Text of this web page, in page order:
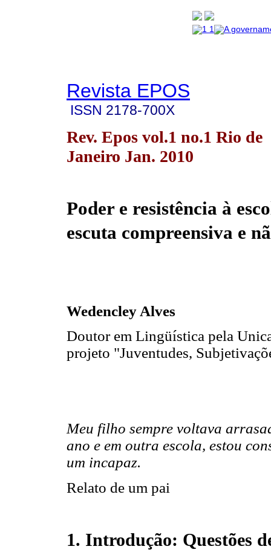
Revista EPOS
ISSN 2178-700X
Rev. Epos vol.1 no.1 Rio de
Janeiro Jan. 2010
Poder e resistência à
escuta compreensiva e
Wedencley Alves
Doutor em Lingüística pela
projeto "Juventudes,
Meu filho sempre voltava
ano e em outra escola, estou
um incapaz.
Relato de um pai
1. Introdução: Questões